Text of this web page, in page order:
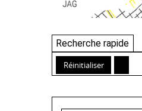
Recherche rapide